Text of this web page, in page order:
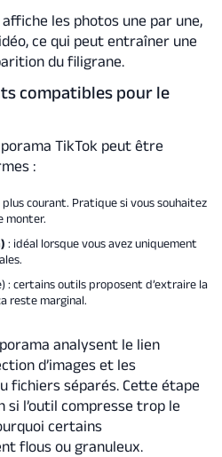
les photos une par une,
ce qui peut entraîner une
du filigrane.
compatibles pour le
TikTok peut être
:
courant. Pratique si vous souhaitez
monter.
: idéal lorsque vous avez uniquement
: certains outils proposent d’extraire la
reste marginal.
analysent le lien
d’images et les
fichiers séparés. Cette étape
l’outil compresse trop le
certains
flous ou granuleux.